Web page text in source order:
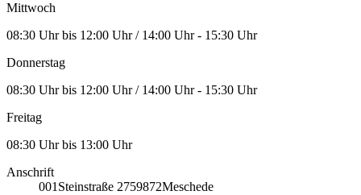
Mittwoch
08:30 Uhr bis 12:00 Uhr / 14:00 Uhr - 15:30 Uhr
Donnerstag
08:30 Uhr bis 12:00 Uhr / 14:00 Uhr - 15:30 Uhr
Freitag
08:30 Uhr bis 13:00 Uhr
Anschrift
001 Steinstraße 2759872Meschede